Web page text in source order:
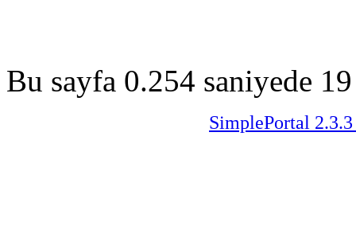
Bu sayfa 0.254 saniyede
SimplePortal